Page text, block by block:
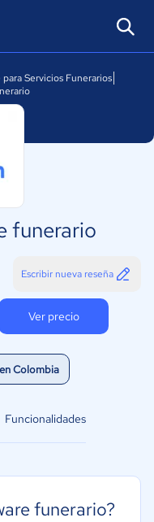
Servicios Funerarios
funerario
Escribir nueva reseña
Ver precio
Colombia
Funcionalidades
funerario?